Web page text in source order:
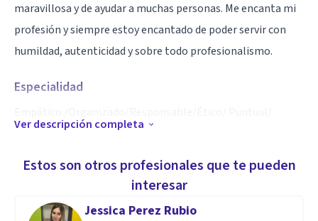
maravillosa y de ayudar a muchas personas. Me encanta mi
profesión y siempre estoy encantado de poder servir con
humildad, autenticidad y sobre todo profesionalismo.
Especialidad
Ver descripción completa
Estos son otros profesionales que te pueden
interesar
Jessica Perez Rubio